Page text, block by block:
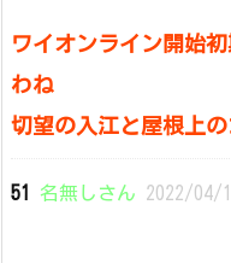
ワイオンライン開始
わね
切望の入江と屋根上
51 名無しさん 2022/